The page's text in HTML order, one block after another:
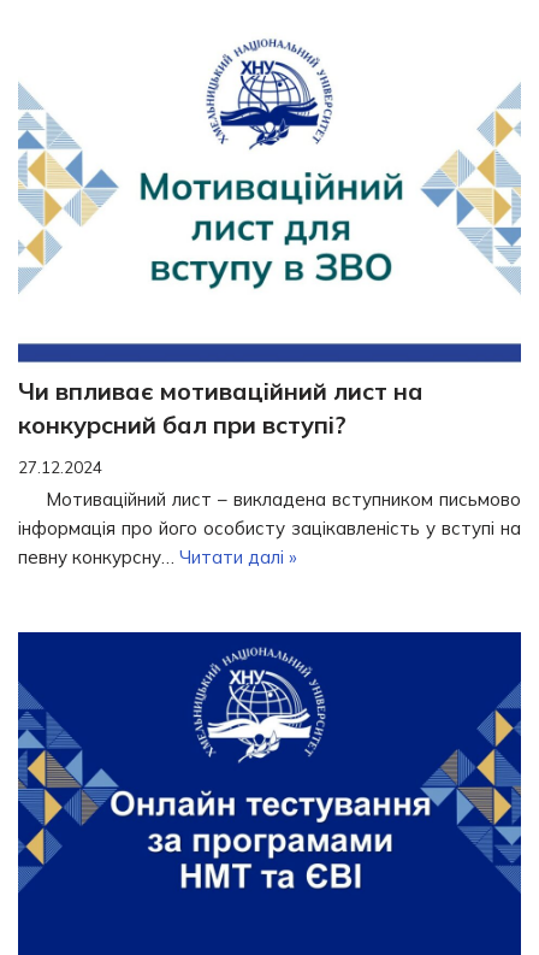
Чи впливає мотиваційний лист на
конкурсний бал при вступі?
27.12.2024
Мотиваційний лист – викладена вступником письмово
інформація про його особисту зацікавленість у вступі на
певну конкурсну… Читати далі »